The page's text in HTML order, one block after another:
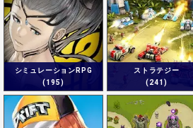
シミュレーションRPG
(195)
ストラテジー
(241)